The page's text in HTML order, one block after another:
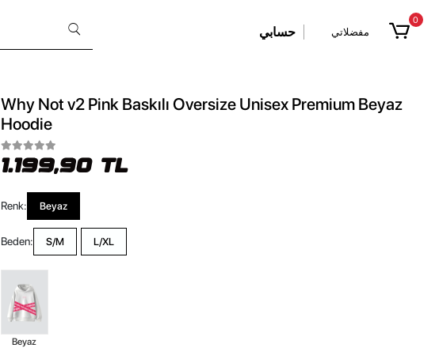
حسابي مفضلاتي
0
Why Not v2 Pink Baskılı Oversize Unisex Premium Beyaz
Hoodie
1.199,90 TL
Renk: Beyaz
Beden: S/M L/XL
Beyaz